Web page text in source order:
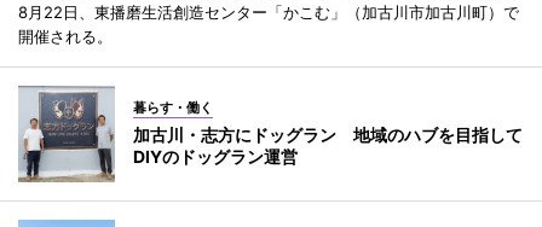
8月22日、東播磨生活創造センター「かこむ」（加古川市加古川町）で
開催される。
暮らす・働く
加古川・志方にドッグラン 地域のハブを目指して
DIYのドッグラン運営